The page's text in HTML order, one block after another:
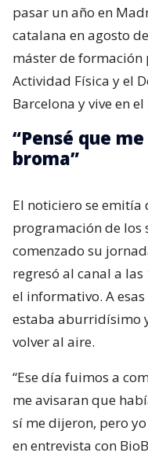
pasar un año en
catalana en agosto
máster de formación
Actividad Física y el
Barcelona y vive en
“Pensé que
broma”
El noticiero se
programación de los
comenzado su
regresó al canal a
el informativo. A
estaba aburridísimo
volver al aire.
“Ese día fuimos a
me avisaran que
sí me dijeron, pero
en entrevista con